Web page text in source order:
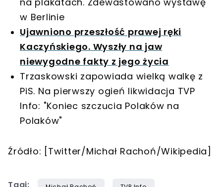
w Berlinie
Ujawniono przeszłość prawej ręki
Kaczyńskiego. Wyszły na jaw
niewygodne fakty z jego życia
Trzaskowski zapowiada wielką walkę z
PiS. Na pierwszy ogień likwidacja TVP
Info: "Koniec szczucia Polaków na
Polaków"
Źródło: [Twitter/Michał Rachoń/Wikipedia]